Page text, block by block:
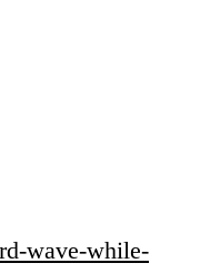
wave-while-